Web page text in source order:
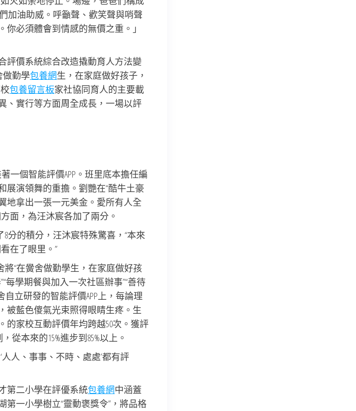
加油助威。呼籲聲、歡笑聲與哨聲
必須體會到情感的無價之重。」
評價系統綜合改造撬動育人方法變
做勤學包養網生，在家庭做好孩子，
包養留言板家社協同育人的主要載
、實行等方面周全成長，一場以評
一個智能評價APP。班里底本擔任編
演領舞的重擔。劉艷在“酷牛土豪
地拿出一張一元美金。愛所有人全
方面，為汪沐宸各加了兩分。
分的積分，汪沐宸特殊驚喜，“本來
在了眼里。”
“在黌舍做勤學生，在家庭做好孩
每學期餐與加入一次社區辦事”“善待
自立研發的智能評價APP上，每論理
被藍色傻氣光束照得眼睛生疼。生
家校互動評價年均跨越50次。獲評
本來的15%進步到85%以上。
人、事事、不時、處處’都有評
第二小學在評優系統包養網中涵蓋
一小學樹立“靈動褒獎令”，將品格